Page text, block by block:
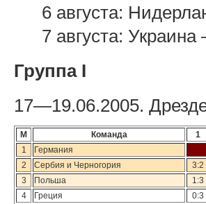
6 августа:
7 августа:
Группа I
17—19.06.2005.
М Команда 1
1
Германия
2
Сербия и Черногория 3:2
3
Польша 1:3
4
Греция 0:3